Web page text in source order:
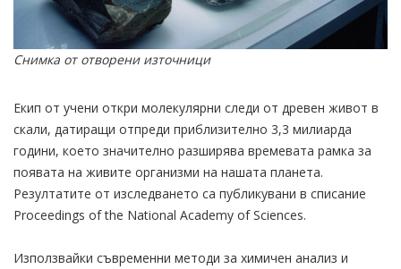
Снимка от отворени източници
Екип от учени откри молекулярни следи от древен живот в
скали, датиращи отпреди приблизително 3,3 милиарда
години, което значително разширява времевата рамка за
появата на живите организми на нашата планета.
Резултатите от изследването са публикувани в списание
Proceedings of the National Academy of Sciences.
Използвайки съвременни методи за химичен анализ и